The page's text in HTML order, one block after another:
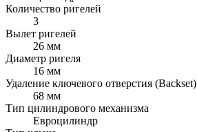
Количество ригелей
3
Вылет ригелей
26 мм
Диаметр ригеля
16 мм
Удаление ключевого отверстия (Backset)
68 мм
Тип цилиндрового механизма
Евроцилиндр